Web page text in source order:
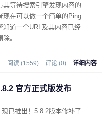
其等待搜索引擎发现内容的
现在可以做一个简单的Ping
知道一个URL及其内容已经
。
阅读 (1559) 评论 (0) 详细内容
官方正式版发布
已推出！5.8.2版本修补了